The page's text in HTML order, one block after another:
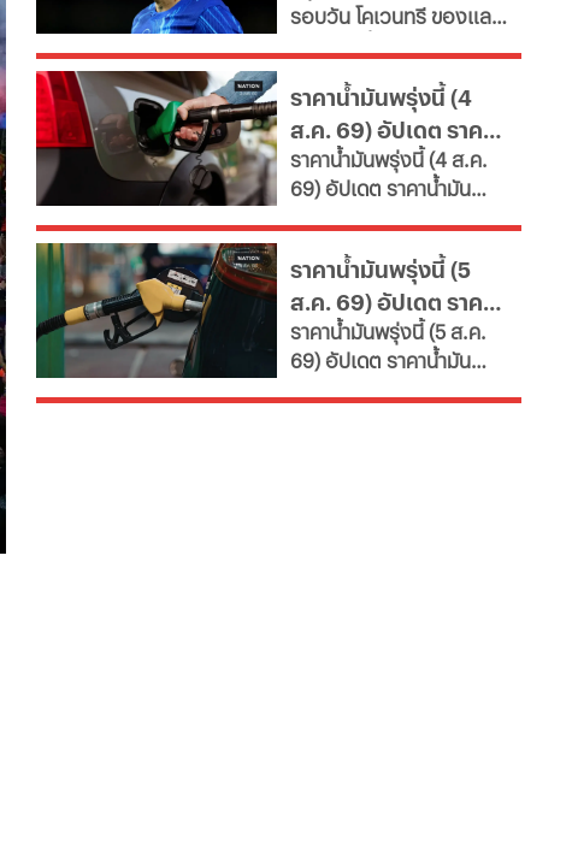
ซื้อ "กิมาไรส์"
รอบวัน โคเวนทรี ของแลม
ด้านสาลิกาดงปัดข้อเสนอ
แรกจาก อาร์เซนอล ในการ
ล่าตัว "กิมาไรส์" ขณะที่ โค
โม่ ปิดดีล "ชาโลบาห์"
ราคาน้ำมันพรุ่งนี้ (4
ส.ค. 69) อัปเดต ราคา
น้ำมันล่าสุด จากปั๊ม
ใหญ่
ราคาน้ำมันพรุ่งนี้ (4 ส.ค.
69) อัปเดต ราคาน้ำมัน
ขนาดใหญ่ มีทั้งราคาน้ำมัน
ดีเซล เบนซิน และ แก๊สโซ
ฮอล์
ราคาน้ำมันพรุ่งนี้ (5
ส.ค. 69) อัปเดต ราคา
น้ำมันล่าสุด จากปั๊ม
ใหญ่
ราคาน้ำมันพรุ่งนี้ (5 ส.ค.
69) อัปเดต ราคาน้ำมัน